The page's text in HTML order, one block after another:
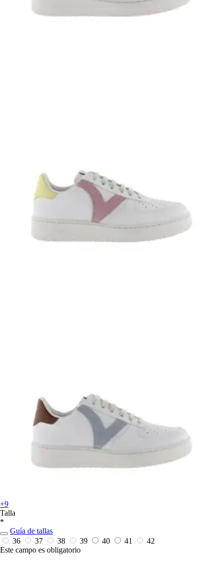
+9
Talla
*
Guía de tallas
36
37 38 39 40 41
42
Este campo es obligatorio